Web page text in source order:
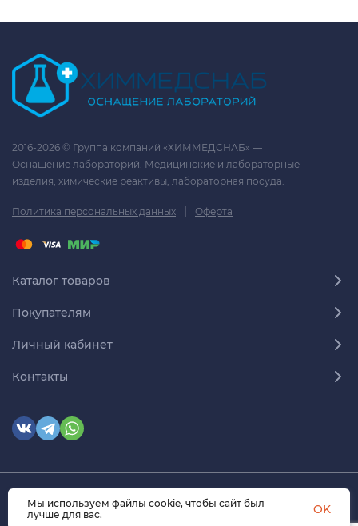
2016-2026 © Группа компаний «ХИММЕДСНАБ» —
Оснащение лабораторий. Медицинские и лабораторные
изделия, химические реактивы, лабораторная посуда.
Политика персональных данных | Оферта
Каталог товаров
Покупателям
Личный кабинет
Контакты
© 2026 himmedsnab.ru. Все права защищены
Мы используем файлы cookie, чтобы сайт был
лучше для вас.
OK